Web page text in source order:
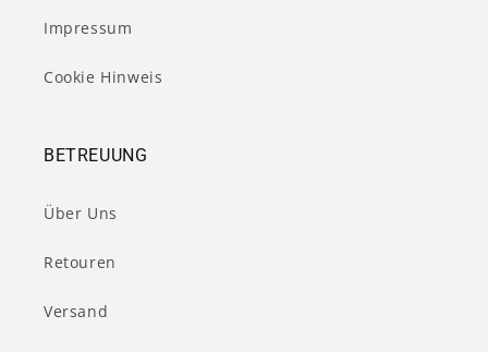
Impressum
Cookie Hinweis
BETREUUNG
Über Uns
Retouren
Versand